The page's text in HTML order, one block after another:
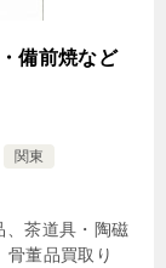
備前焼など
関東
、茶道具・陶磁
董品買取り